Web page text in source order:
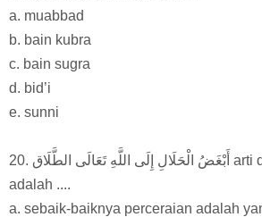
a. muabbad
b. bain kubra
c. bain sugra
d. bid’i
e. sunni
20. أَبْغَضُ الْحَلَالِ إِلَى اللَّهِ تَعَالَى الطَّلَاق arti dari hadis di atas
adalah ....
a. sebaik-baiknya perceraian adalah